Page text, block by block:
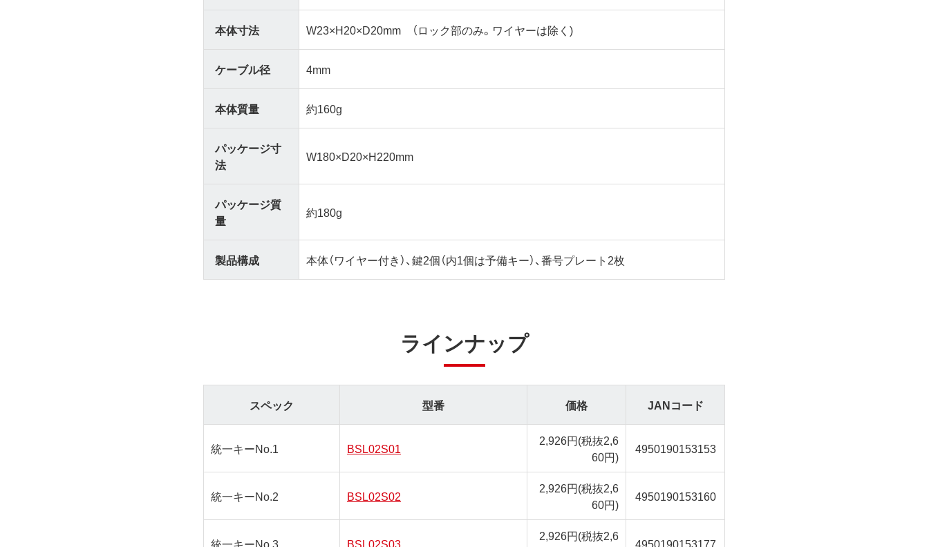
本体寸法 W23×H20×D20mm （ロック部のみ。ワイヤーは除く)
ケーブル径 4mm
本体質量 約160g
パッケージ寸
法
W180×D20×H220mm
パッケージ質
量
約180g
製品構成 本体（ワイヤー付き）、鍵2個（内1個は予備キー）、番号プレート2枚
ラインナップ
スペック 型番 価格 JANコード
統一キーNo.1 BSL02S01 2,926円(税抜2,6
60円)
4950190153153
統一キーNo.2 BSL02S02 2,926円(税抜2,6
60円)
4950190153160
2,926円(税抜2,6